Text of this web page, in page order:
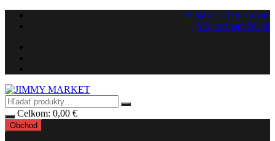
Preskočiť
Prihlásiť / Registrovať
Môj zoznam želaní
Celkom: 0,00 €
Obchod